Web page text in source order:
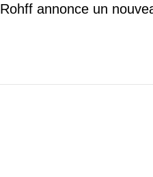
Rohff annonce un